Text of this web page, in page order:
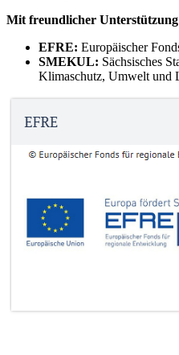
Mit freundlicher
EFRE: Europäischer
SMEKUL: Sächsisches
Klimaschutz, Umwelt und